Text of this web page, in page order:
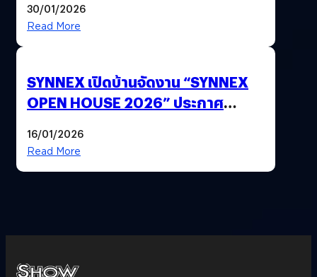
30/01/2026
Read More
SYNNEX เปิดบ้านจัดงาน “SYNNEX
OPEN HOUSE 2026” ประกาศ
ได้ 53,000 ล้านบาท
16/01/2026
Read More